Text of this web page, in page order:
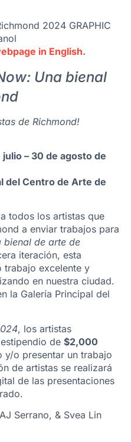
in English.
Una bienal
de Richmond!
– 30 de agosto de
del Centro de Arte de
todos los artistas que
a enviar trabajos para
bienal de arte de
iteración, esta
trabajo excelente y
en nuestra ciudad.
la Galería Principal del
, los artistas
de $2,000
y/o presentar un trabajo
de artistas se realizará
de las presentaciones
Serrano, & Svea Lin